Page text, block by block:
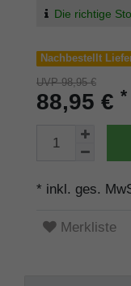
Die richtige
Nachbestellt
UVP 98,95 €
88,95 € *
* inkl. ges.
Merkliste